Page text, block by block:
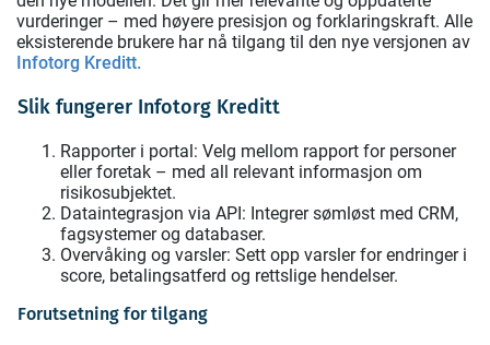
vurderinger – med høyere presisjon og forklaringskraft. Alle
eksisterende brukere har nå tilgang til den nye versjonen av
Infotorg Kreditt.
Slik fungerer Infotorg Kreditt
Rapporter i portal: Velg mellom rapport for personer
eller foretak – med all relevant informasjon om
risikosubjektet.
Dataintegrasjon via API: Integrer sømløst med CRM,
fagsystemer og databaser.
Overvåking og varsler: Sett opp varsler for endringer i
score, betalingsatferd og rettslige hendelser.
Forutsetning for tilgang